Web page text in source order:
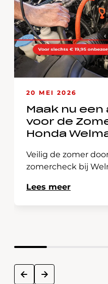
20 MEI 2026
Maak nu
voor de
Honda
Veilig de zomer
zomercheck bij
Lees meer
prev next
‹